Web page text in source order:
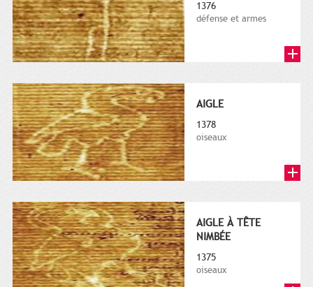
1376
défense et armes
AIGLE
1378
oiseaux
AIGLE À TÊTE
NIMBÉE
1375
oiseaux